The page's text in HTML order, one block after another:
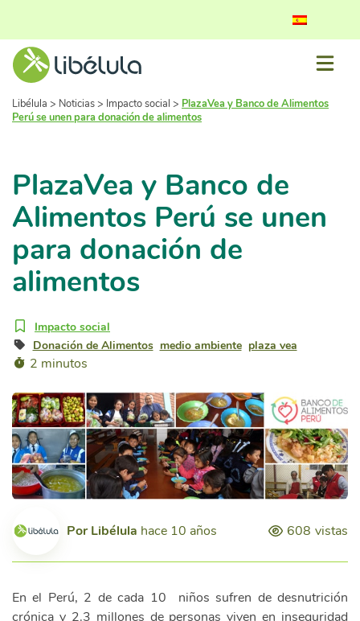
Libélula > Noticias> Impacto social > PlazaVea y Banco de Alimentos
Perú se unen para donación de alimentos
PlazaVea y Banco de
Alimentos Perú se unen
para donación de
alimentos
Impacto social
Donación de Alimentos medio ambiente plaza vea
2 minutos
PorLibélula hace 10 años 608 vistas
En el Perú, 2 de cada 10 niños sufren de desnutrición
crónica y 2.3 millones de personas viven en inseguridad